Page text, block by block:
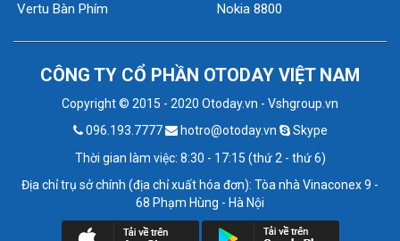
Vertu Bàn Phím Nokia 8800
CÔNG TY CỔ PHẦN OTODAY VIỆT NAM
Copyright © 2015 - 2020 Otoday.vn - Vshgroup.vn
096.193.7777
hotro@otoday.vn
Skype
Thời gian làm việc: 8:30 - 17:15 (thứ 2 - thứ 6)
Địa chỉ trụ sở chính (địa chỉ xuất hóa đơn): Tòa nhà Vinaconex 9 -
68 Phạm Hùng - Hà Nội